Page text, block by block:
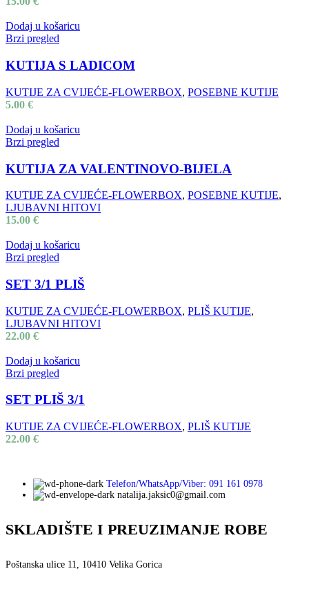
Dodaj u košaricu
Brzi pregled
KUTIJA S LADICOM
KUTIJE ZA CVIJEĆE-FLOWERBOX, POSEBNE KUTIJE
5.00 €
Dodaj u košaricu
Brzi pregled
KUTIJA ZA VALENTINOVO-BIJELA
KUTIJE ZA CVIJEĆE-FLOWERBOX, POSEBNE KUTIJE,
LJUBAVNI HITOVI
15.00 €
Dodaj u košaricu
Brzi pregled
SET 3/1 PLIŠ
KUTIJE ZA CVIJEĆE-FLOWERBOX, PLIŠ KUTIJE,
LJUBAVNI HITOVI
22.00 €
Dodaj u košaricu
Brzi pregled
SET PLIŠ 3/1
KUTIJE ZA CVIJEĆE-FLOWERBOX, PLIŠ KUTIJE
22.00 €
Telefon/WhatsApp/Viber: 091 161 0978
natalija.jaksic0@gmail.com
SKLADIŠTE I PREUZIMANJE ROBE
Poštanska ulice 11, 10410 Velika Gorica